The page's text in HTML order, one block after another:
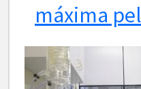
máxima